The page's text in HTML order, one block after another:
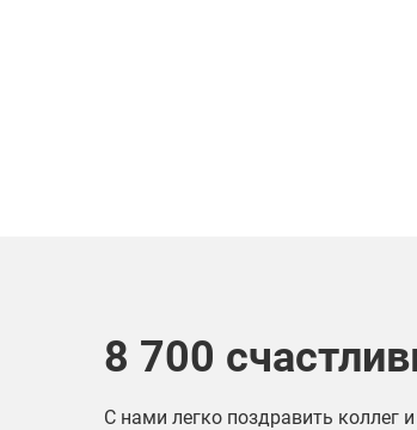
8 700
С нами легко поздравить коллег